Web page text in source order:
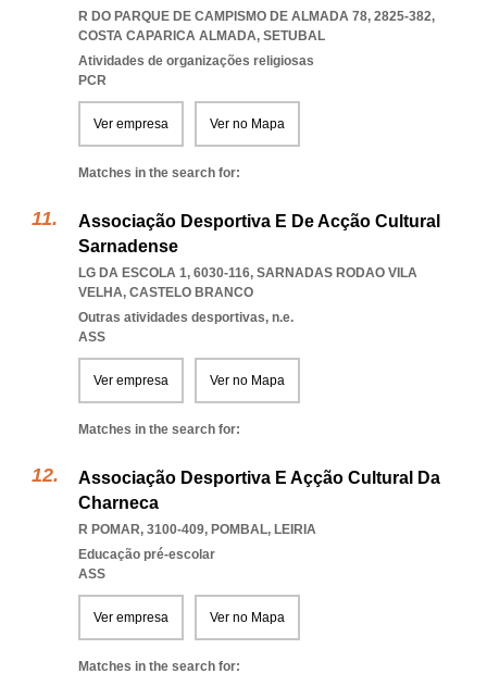
R DO PARQUE DE CAMPISMO DE ALMADA 78, 2825-382,
COSTA CAPARICA ALMADA, SETUBAL
Atividades de organizações religiosas
PCR
Ver empresa Ver no Mapa
Matches in the search for:
Associação Desportiva E De Acção Cultural
Sarnadense
LG DA ESCOLA 1, 6030-116, SARNADAS RODAO VILA
VELHA, CASTELO BRANCO
Outras atividades desportivas, n.e.
ASS
Ver empresa Ver no Mapa
Matches in the search for:
Associação Desportiva E Açção Cultural Da
Charneca
R POMAR, 3100-409, POMBAL, LEIRIA
Educação pré-escolar
ASS
Ver empresa Ver no Mapa
Matches in the search for: